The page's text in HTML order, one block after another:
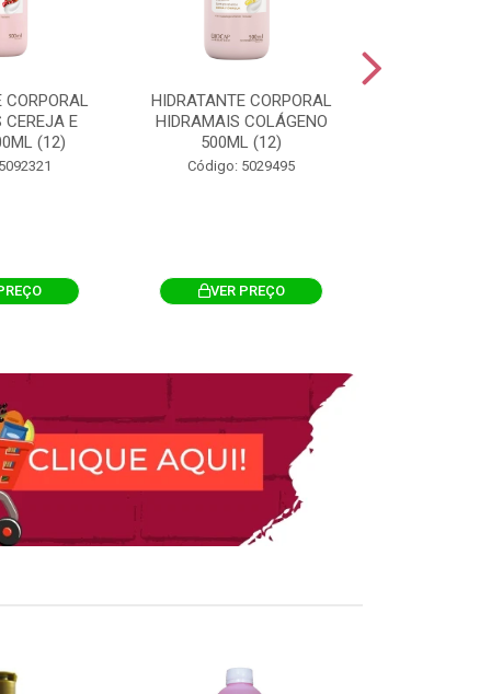
CORPORAL
CEREJA E
(12)
HIDRATANTE CORPORAL
HIDRAMAIS COLÁGENO
500ML (12)
Código: 5029495
VER PREÇO